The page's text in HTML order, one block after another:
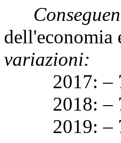
dell'economia
variazioni:
2017: –
2018: –
2019: –